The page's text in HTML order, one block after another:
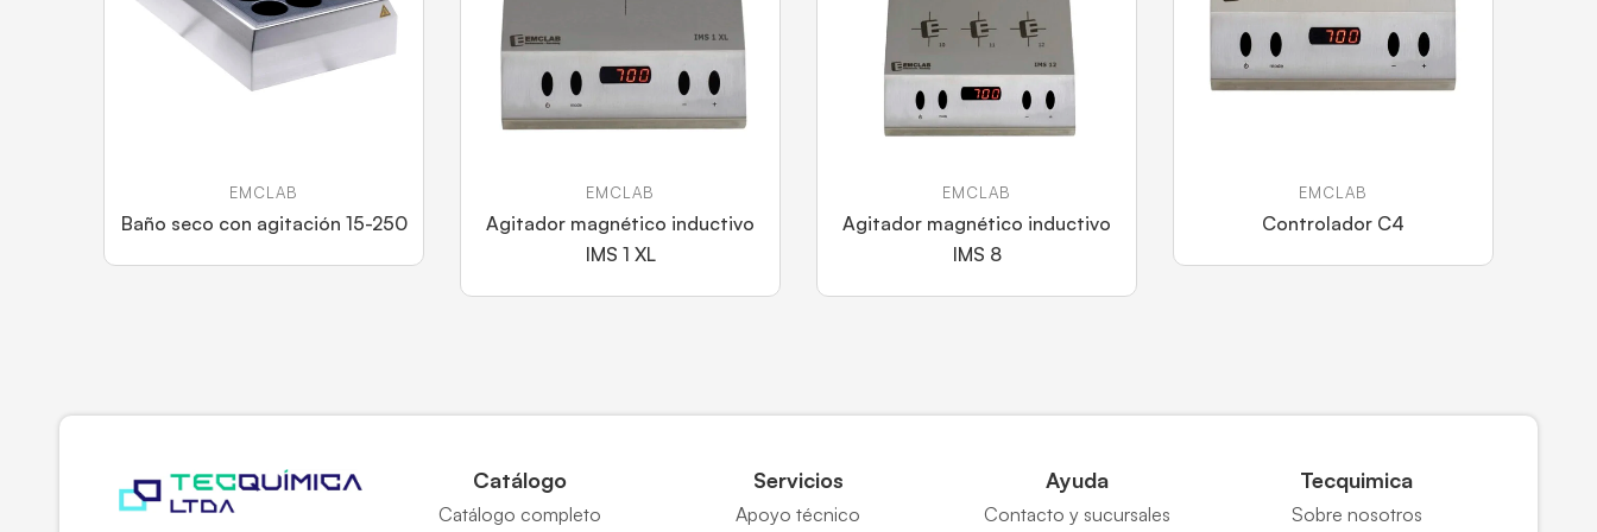
EMCLAB
Baño seco con agitación 15-250
EMCLAB
Agitador magnético inductivo
IMS 1 XL
EMCLAB
Agitador magnético inductivo
IMS 8
EMCLAB
Controlador C4
Catálogo
Catálogo completo
Servicios
Apoyo técnico
Ayuda
Contacto y sucursales
Tecquimica
Sobre nosotros